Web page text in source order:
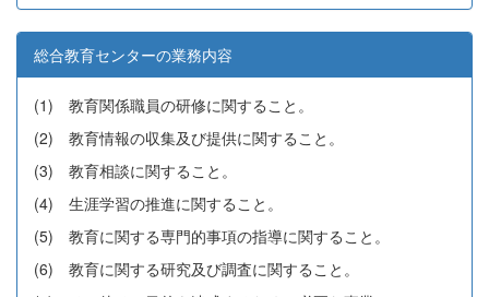
総合教育センターの業務内容
(1) 教育関係職員の研修に関すること。
(2) 教育情報の収集及び提供に関すること。
(3) 教育相談に関すること。
(4) 生涯学習の推進に関すること。
(5) 教育に関する専門的事項の指導に関すること。
(6) 教育に関する研究及び調査に関すること。